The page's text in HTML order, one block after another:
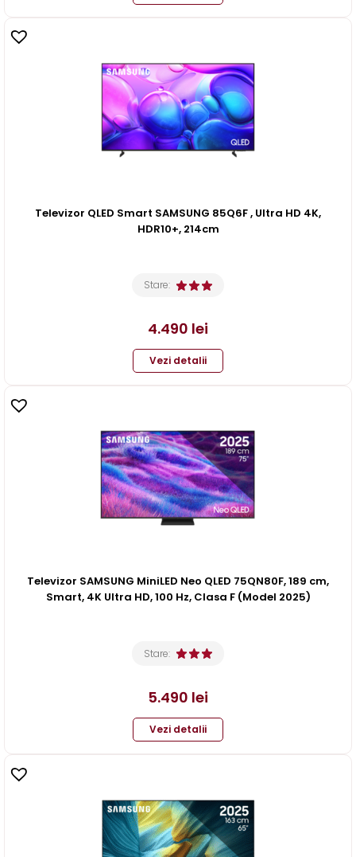
Televizor QLED Smart SAMSUNG 85Q6F , Ultra HD 4K,
HDR10+, 214cm
Stare:
4.490 lei
Vezi detalii
Televizor SAMSUNG MiniLED Neo QLED 75QN80F, 189 cm,
Smart, 4K Ultra HD, 100 Hz, Clasa F (Model 2025)
Stare:
5.490 lei
Vezi detalii